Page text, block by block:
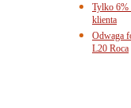
Tylko 6%
klienta
Odwaga
L20 Roca